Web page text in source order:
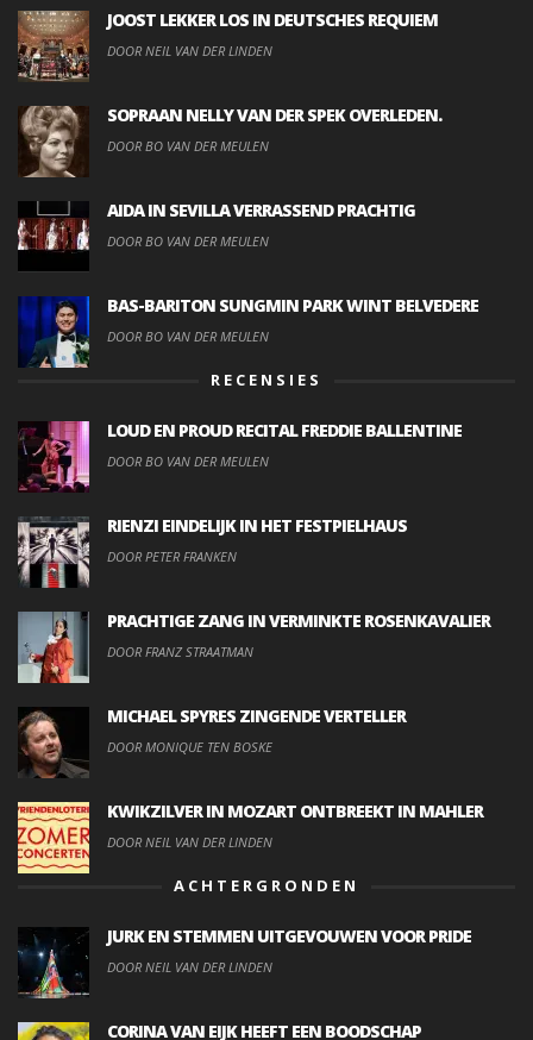
JOOST LEKKER LOS IN DEUTSCHES REQUIEM
DOOR NEIL VAN DER LINDEN
SOPRAAN NELLY VAN DER SPEK OVERLEDEN.
DOOR BO VAN DER MEULEN
AIDA IN SEVILLA VERRASSEND PRACHTIG
DOOR BO VAN DER MEULEN
BAS-BARITON SUNGMIN PARK WINT BELVEDERE
DOOR BO VAN DER MEULEN
RECENSIES
LOUD EN PROUD RECITAL FREDDIE BALLENTINE
DOOR BO VAN DER MEULEN
RIENZI EINDELIJK IN HET FESTPIELHAUS
DOOR PETER FRANKEN
PRACHTIGE ZANG IN VERMINKTE ROSENKAVALIER
DOOR FRANZ STRAATMAN
MICHAEL SPYRES ZINGENDE VERTELLER
DOOR MONIQUE TEN BOSKE
KWIKZILVER IN MOZART ONTBREEKT IN MAHLER
DOOR NEIL VAN DER LINDEN
ACHTERGRONDEN
JURK EN STEMMEN UITGEVOUWEN VOOR PRIDE
DOOR NEIL VAN DER LINDEN
CORINA VAN EIJK HEEFT EEN BOODSCHAP